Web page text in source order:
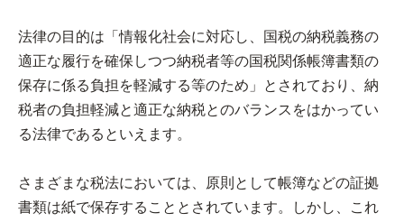
法律の目的は「情報化社会に対応し、国税の納税義務の
適正な履行を確保しつつ納税者等の国税関係帳簿書類の
保存に係る負担を軽減する等のため」とされており、納
税者の負担軽減と適正な納税とのバランスをはかってい
る法律であるといえます。
さまざまな税法においては、原則として帳簿などの証拠
書類は紙で保存することとされています。しかし、これ